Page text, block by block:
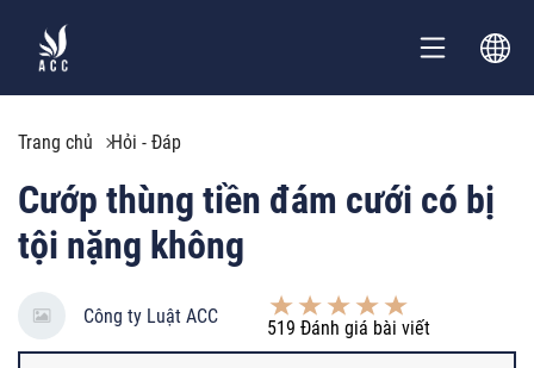
Trang chủ Hỏi - Đáp
Cướp thùng tiền đám cưới có bị
tội nặng không
Công ty Luật ACC
519 Đánh giá bài viết